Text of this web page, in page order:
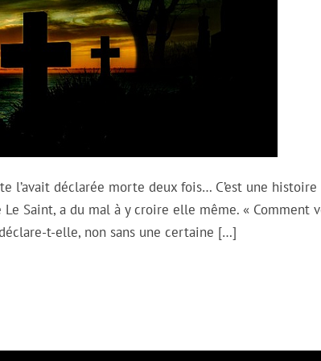
l’avait déclarée morte deux fois… C’est une histoire
Saint, a du mal à y croire elle même. « Comment
t-elle, non sans une certaine […]